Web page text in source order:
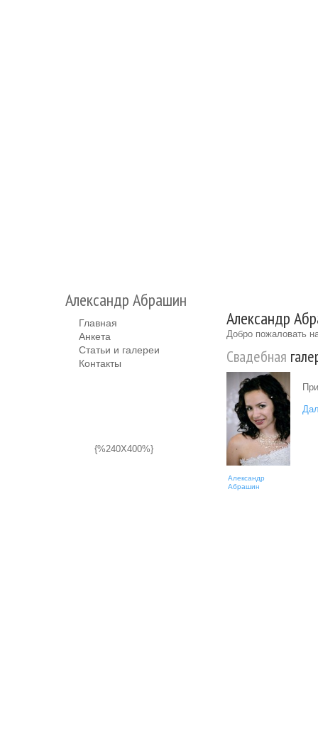
Александр Абрашин
Главная
Анкета
Статьи и галереи
Контакты
{%240X400%}
Александр
Добро пожаловать
Свадебная
Александр
Абрашин